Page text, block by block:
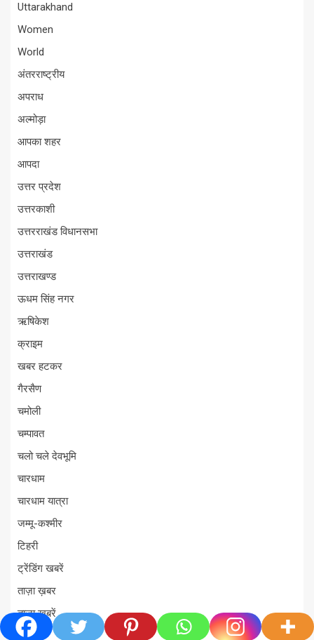
Uttarakhand
Women
World
अंतरराष्ट्रीय
अपराध
अल्मोड़ा
आपका शहर
आपदा
उत्तर प्रदेश
उत्तरकाशी
उत्तरराखंड विधानसभा
उत्तराखंड
उत्तराखण्ड
ऊधम सिंह नगर
ऋषिकेश
क्राइम
खबर हटकर
गैरसैण
चमोली
चम्पावत
चलो चले देवभूमि
चारधाम
चारधाम यात्रा
जम्मू-कश्मीर
टिहरी
ट्रेंडिंग खबरें
ताज़ा ख़बर
ताज़ा ख़बरें
दिल्ली